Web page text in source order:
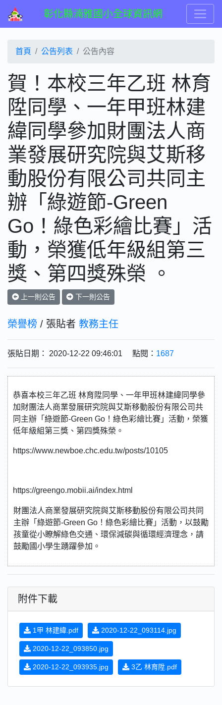
彰化縣湳雅國小全球資訊網
首頁 公告列表 公告內容
賀！本校三年乙班 林育
陞同學、一年甲班林建
緯同學參加財團法人商
業發展研究院與艾斯移
動股份有限公司共同主
辦「綠遊節-Green
Go！綠色彩繪比賽」活
動，榮獲低年級組第三
獎、第四獎殊榮 。
上一則公告 下一則公告
榮譽榜 / 張貼者 教務主任
張貼日期： 2020-12-22 09:46:01 點閱： 1687
恭喜本校三年乙班 林育陞同學、一年甲班林建緯同學參
加財團法人商業發展研究院與艾斯移動股份有限公司共
同主辦「綠遊節-Green Go！綠色彩繪比賽」活動，榮獲
低年級組第三獎、第四獎殊榮。
https://www.newboe.chc.edu.tw/posts/10105
https://greengo.mobii.ai/index.html
財團法人商業發展研究院與艾斯移動股份有限公司共同
主辦「綠遊節-Green Go！綠色彩繪比賽」活動，以鼓勵
孩童從小瞭解綠色交通、環保減碳與循環經濟理念，請
鼓勵國小學生踴躍參加。
附件下載
1甲 林建緯.pdf 2020-12-22_093114.jpg
2020-12-22_093850.jpg
2020-12-22_093935.jpg 3乙 林育陞.pdf